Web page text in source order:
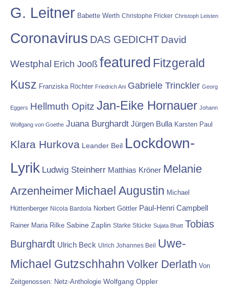
G. Leitner Babette Werth Christophe Fricker Christoph Leisten
Coronavirus DAS GEDICHT David
Westphal Erich Jooß featured Fitzgerald
Kusz Franziska Röchter Friedrich Ani Gabriele Trinckler Georg
Eggers Hellmuth Opitz Jan-Eike Hornauer Johann
Wolfgang von Goethe Juana Burghardt Jürgen Bulla Karsten Paul
Klara Hurkova Leander Beil Lockdown-
Lyrik Ludwig Steinherr Matthias Kröner Melanie
Arzenheimer Michael Augustin Michael
Hüttenberger Nicola Bardola Norbert Göttler Paul-Henri Campbell
Rainer Maria Rilke Sabine Zaplin Starke Stücke Sujata Bhatt Tobias
Burghardt Ulrich Beck Ulrich Johannes Beil
Uwe-
Michael Gutzschhahn Volker Derlath Von
Zeitgenossen: Netz-Anthologie Wolfgang Oppler